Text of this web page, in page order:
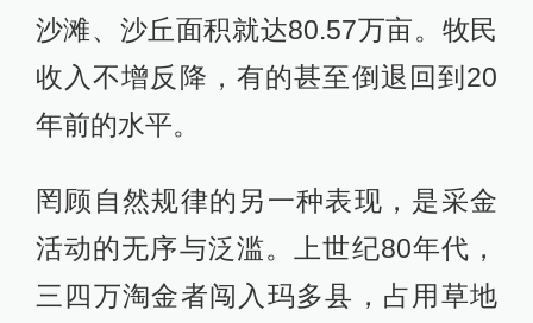
沙滩、沙丘面积就达80.57万亩。牧民
收入不增反降，有的甚至倒退回到20
年前的水平。
罔顾自然规律的另一种表现，是采金
活动的无序与泛滥。上世纪80年代，
三四万淘金者闯入玛多县，占用草地